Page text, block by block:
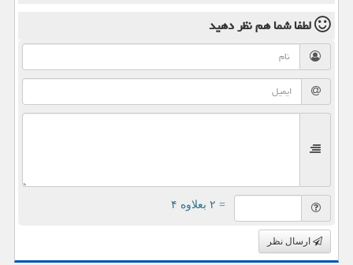
لطفا شما همنظر دهید
= ۲ بعلاوه ۴
ارسال نظر